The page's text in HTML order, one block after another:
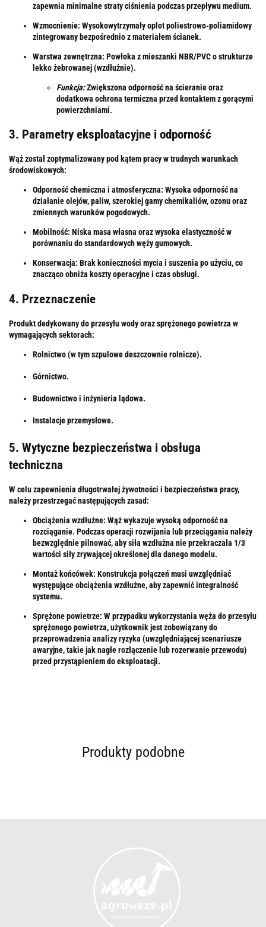
zapewnia minimalne straty ciśnienia podczas przepływu medium.
Wzmocnienie: Wysokowytrzymały oplot poliestrowo-poliamidowy
zintegrowany bezpośrednio z materiałem ścianek.
Warstwa zewnętrzna: Powłoka z mieszanki NBR/PVC o strukturze
lekko żebrowanej (wzdłużnie).
Funkcja:Zwiększona odporność na ścieranie oraz
dodatkowa ochrona termiczna przed kontaktem z gorącymi
powierzchniami.
3. Parametry eksploatacyjne i odporność
Wąż został zoptymalizowany pod kątem pracy w trudnych warunkach
środowiskowych:
Odporność chemiczna i atmosferyczna: Wysoka odporność na
działanie olejów, paliw, szerokiej gamy chemikaliów, ozonu oraz
zmiennych warunków pogodowych.
Mobilność: Niska masa własna oraz wysoka elastyczność w
porównaniu do standardowych węży gumowych.
Konserwacja: Brak konieczności mycia i suszenia po użyciu, co
znacząco obniża koszty operacyjne i czas obsługi.
4. Przeznaczenie
Produkt dedykowany do przesyłu wody oraz sprężonego powietrza w
wymagających sektorach:
Rolnictwo (w tym szpulowe deszczownie rolnicze).
Górnictwo.
Budownictwo i inżynieria lądowa.
Instalacje przemysłowe.
5. Wytyczne bezpieczeństwa i obsługa
techniczna
W celu zapewnienia długotrwałej żywotności i bezpieczeństwa pracy,
należy przestrzegać następujących zasad:
Obciążenia wzdłużne: Wąż wykazuje wysoką odporność na
rozciąganie. Podczas operacji rozwijania lub przeciągania należy
bezwzględnie pilnować, aby siła wzdłużna nie przekraczała 1/3
wartości siły zrywającejokreślonej dla danego modelu.
Montaż końcówek: Konstrukcja połączeń musi uwzględniać
występujące obciążenia wzdłużne, aby zapewnić integralność
systemu.
Sprężone powietrze: W przypadku wykorzystania węża do przesyłu
sprężonego powietrza, użytkownik jest zobowiązany do
przeprowadzenia analizy ryzyka (uwzględniającej scenariusze
awaryjne, takie jak nagłe rozłączenie lub rozerwanie przewodu)
przed przystąpieniem do eksploatacji.
Produkty podobne